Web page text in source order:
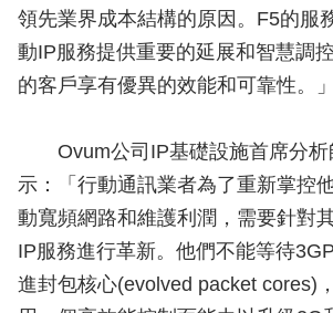
領先業界成本結構的原因。F5的服
動IP服務提供重要的延展和智慧調
的客戶享有優異的效能和可靠性。」
Ovum公司IP基礎設施首席分析
示：「行動通訊業者為了重新掌控
動寬頻網路和維護利潤，需要針對
IP服務進行革新。他們不能等待
進封包核心(evolved packet cores)